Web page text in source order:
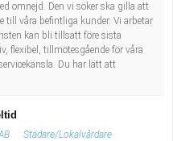
omnejd. Den vi söker ska gilla att
till våra befintliga kunder. Vi arbetar
kan bli tillsatt före sista
flexibel, tillmötesgående för våra
Du har lätt att
Städare/Lokalvårdare